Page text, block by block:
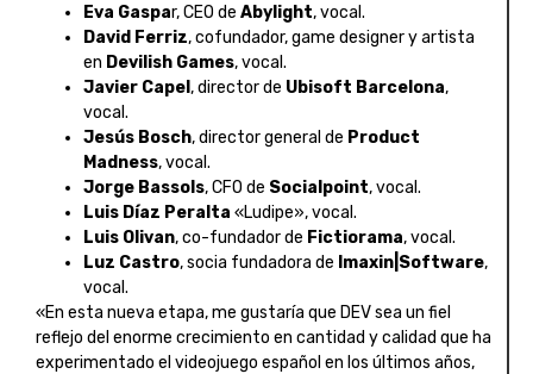
Eva Gaspar, CEO de Abylight, vocal.
David Ferriz, cofundador, game designer y artista
en Devilish Games, vocal.
Javier Capel , director de Ubisoft Barcelona,
vocal.
Jesús Bosch, director general de Product
Madness, vocal.
Jorge Bassols, CFO de Socialpoint, vocal.
Luis Díaz Peralta «Ludipe», vocal.
Luis Olivan, co-fundador de Fictiorama, vocal.
Luz Castro, socia fundadora de Imaxin|Software,
vocal.
«En esta nueva etapa, me gustaría que DEV sea un fiel
reflejo del enorme crecimiento en cantidad y calidad que ha
experimentado el videojuego español en los últimos años,